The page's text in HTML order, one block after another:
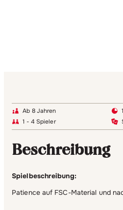
Ab 8 Jahren
1 - 4 Spieler
Beschreibung
Spielbeschreibung:
Patience auf FSC-Material und